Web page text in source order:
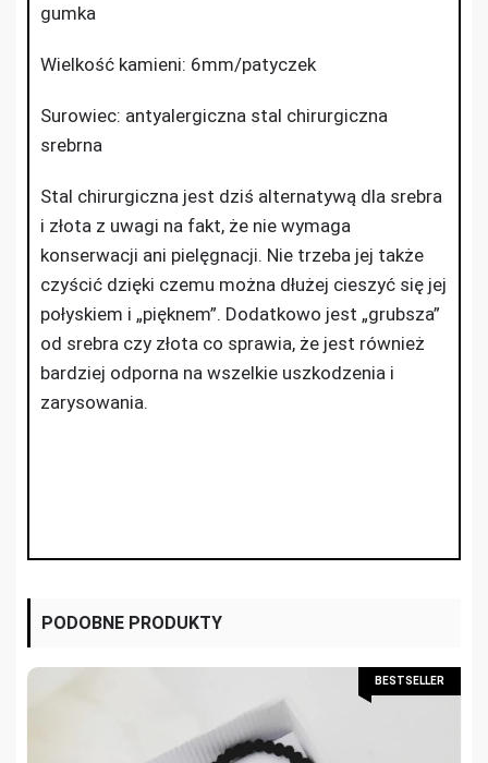
gumka
Wielkość kamieni: 6mm/patyczek
Surowiec: antyalergiczna stal chirurgiczna
srebrna
Stal chirurgiczna jest dziś alternatywą dla srebra
i złota z uwagi na fakt, że nie wymaga
konserwacji ani pielęgnacji. Nie trzeba jej także
czyścić dzięki czemu można dłużej cieszyć się jej
połyskiem i „pięknem”. Dodatkowo jest „grubsza”
od srebra czy złota co sprawia, że jest również
bardziej odporna na wszelkie uszkodzenia i
zarysowania.
PODOBNE PRODUKTY
BESTSELLER